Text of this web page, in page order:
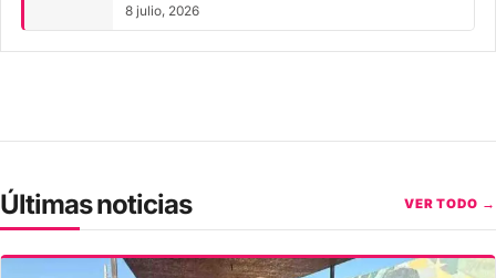
8 julio, 2026
Últimas noticias VER TODO →